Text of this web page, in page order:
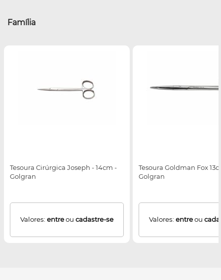
Família
Tesoura Cirúrgica Joseph - 14cm -
Golgran
Valores: entreou cadastre-se
Tesoura Goldman Fox
Golgran
Valores: entreou